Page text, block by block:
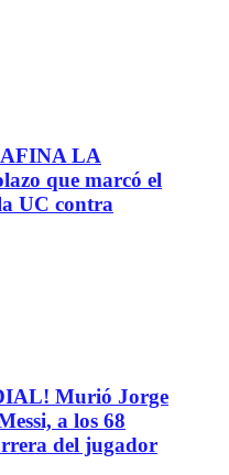
LA
que marcó el
UC contra
Murió Jorge
a los 68
del jugador